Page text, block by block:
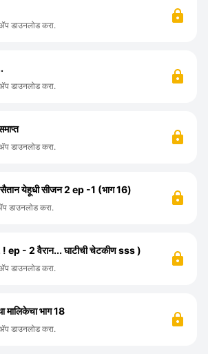
ॲप डाउनलोड करा.
ॲप डाउनलोड करा.
ॲप डाउनलोड करा.
येहूधी सीजन 2 ep -1 (भाग 16)
डाउनलोड करा.
ep - 2 वैरान... घाटीची चेटकीण sss )
ॲप डाउनलोड करा.
भाग 18
ॲप डाउनलोड करा.